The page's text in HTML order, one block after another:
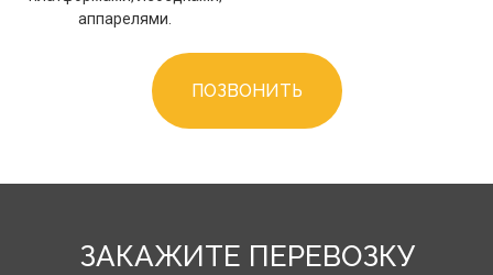
аппарелями.
ПОЗВОНИТЬ
ЗАКАЖИТЕ ПЕРЕВОЗКУ